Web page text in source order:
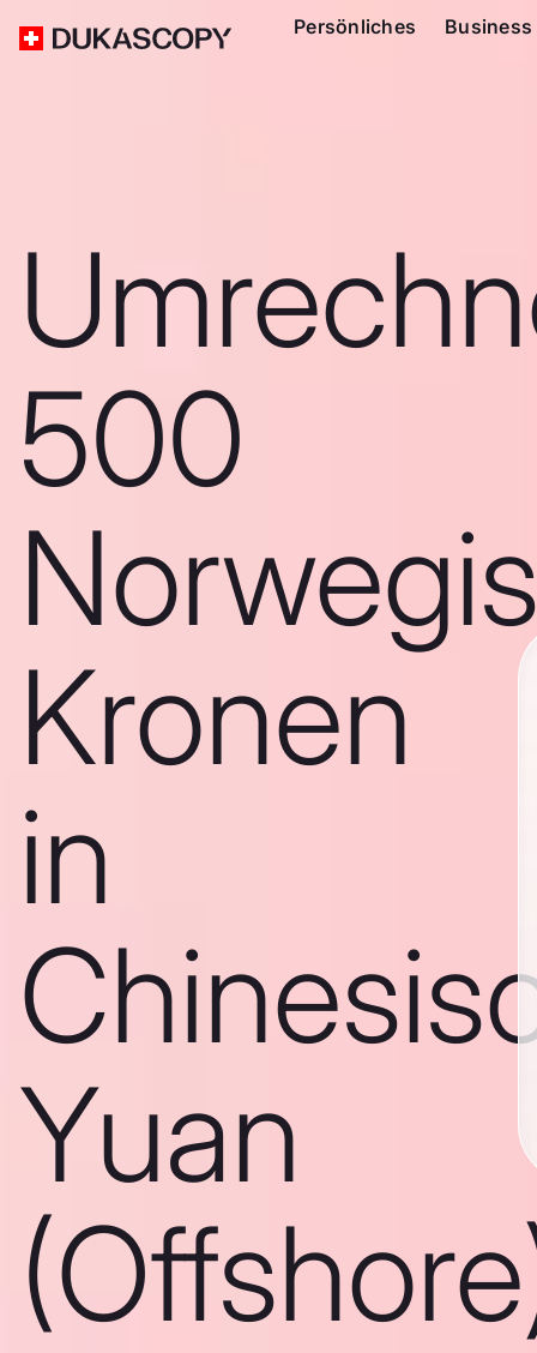
Persönliches Business
500
Kronen
in
Yuan